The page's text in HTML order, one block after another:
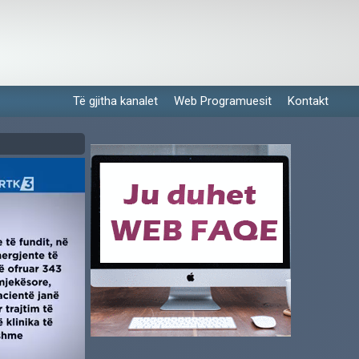
Të gjitha kanalet Web Programuesit Kontakt